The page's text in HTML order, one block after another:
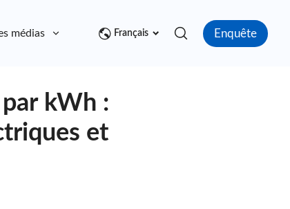
médias ContactFrançais Enquête
kWh :
et